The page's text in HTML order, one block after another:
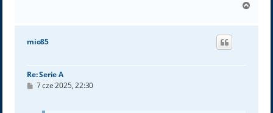
g
mio85
Re: Serie A
P7 cze 2025, 22:30